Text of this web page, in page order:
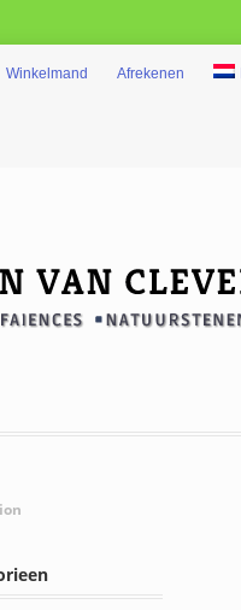
Winkelmand Afrekenen